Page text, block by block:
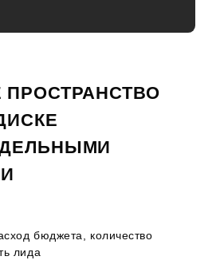
ПРОСТРАНСТВО
бюджета, количество
лида